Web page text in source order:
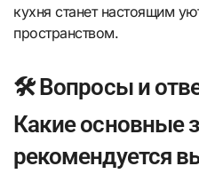
кухня станет настоящим
пространством.
🛠️ Вопросы и
Какие основные
рекомендуется